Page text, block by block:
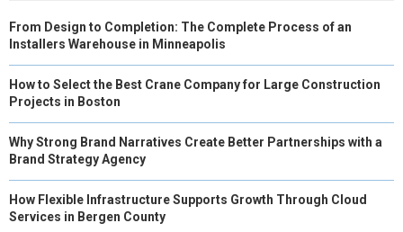
From Design to Completion: The Complete Process of an
Installers Warehouse in Minneapolis
How to Select the Best Crane Company for Large Construction
Projects in Boston
Why Strong Brand Narratives Create Better Partnerships with a
Brand Strategy Agency
How Flexible Infrastructure Supports Growth Through Cloud
Services in Bergen County